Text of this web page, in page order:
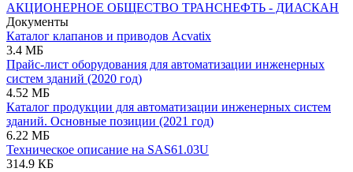
АКЦИОНЕРНОЕ ОБЩЕСТВО ТРАНСНЕФТЬ - ДИАСКАН
Документы
Каталог клапанов и приводов Acvatix
3.4 МБ
Прайс-лист оборудования для автоматизации инженерных
систем зданий (2020 год)
4.52 МБ
Каталог продукции для автоматизации инженерных систем
зданий. Основные позиции (2021 год)
6.22 МБ
Техническое описание на SAS61.03U
314.9 КБ